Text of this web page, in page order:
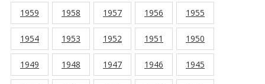
1959 1958 1957 1956 1955
1954 1953 1952 1951 1950
1949 1948 1947 1946 1945